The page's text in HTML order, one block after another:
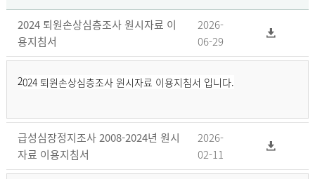
2024 퇴원손상심층조사 원시자료 이
용지침서
2026-
06-29
2024 퇴원손상심층조사 원시자료 이용지침서 입니다.
급성심장정지조사 2008-2024년 원시
자료 이용지침서
2026-
02-11